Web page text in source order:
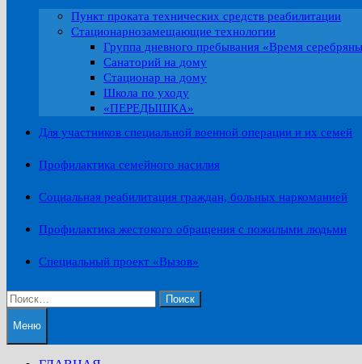
Пункт проката технических средств реабилитации
Стационарнозамещающие технологии
Группа дневного пребывания «Время
Санаторий на дому
Стационар на дому
Школа по уходу
«ПЕРЕДЫШКА»
Для участников специальной военной операции и их семей
Профилактика семейного насилия
Социальная реабилитация граждан, больных наркоманией
Профилактика жестокого обращения с пожилыми людьми
Специальный проект «Вызов»
Найти:
Меню